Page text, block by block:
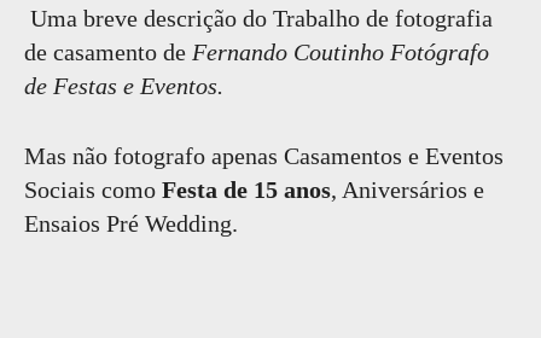
Uma breve descrição do Trabalho de fotografia
de casamento de Fernando Coutinho Fotógrafo
de Festas e Eventos.
Mas não fotografo apenas Casamentos e Eventos
Sociais como Festa de 15 anos, Aniversários e
Ensaios Pré Wedding.